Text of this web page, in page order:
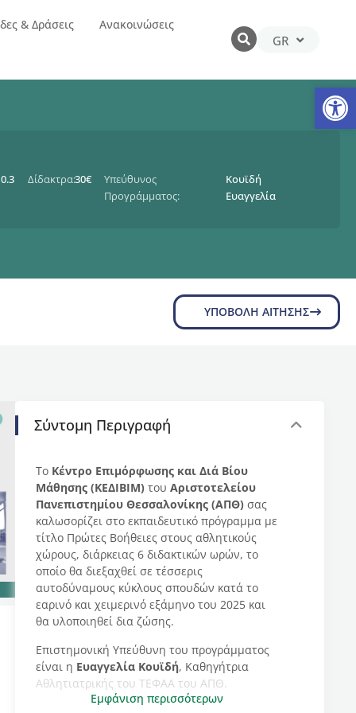
& Δράσεις
Ανακοινώσεις
GR
EN
0.3 Δίδακτρα:30€
Υπεύθυνος
Προγράμματος:
Κουϊδή
Ευαγγελία
ΥΠΟΒΟΛΉ ΑΊΤΗΣΗΣ
Σύντομη Περιγραφή
Το Κέντρο Επιμόρφωσης και Διά Βίου
Μάθησης (ΚΕΔΙΒΙΜ) τουΑριστοτελείου
Πανεπιστημίου Θεσσαλονίκης (ΑΠΘ) σας
καλωσορίζει στο εκπαιδευτικό πρόγραμμα με
τίτλο Πρώτες Βοήθειες στους αθλητικούς
χώρους, διάρκειας 6 διδακτικών ωρών, το
οποίο θα διεξαχθεί σε τέσσερις
αυτοδύναμους κύκλους σπουδών κατά το
εαρινό και χειμερινό εξάμηνο του 2025 και
θα υλοποιηθεί δια ζώσης.
Επιστημονική Υπεύθυνη του προγράμματος
είναι η Ευαγγελία Κουϊδή, Καθηγήτρια
Αθλητιατρικής του ΤΕΦΑΑ του ΑΠΘ.
Εμφάνιση περισσότερων